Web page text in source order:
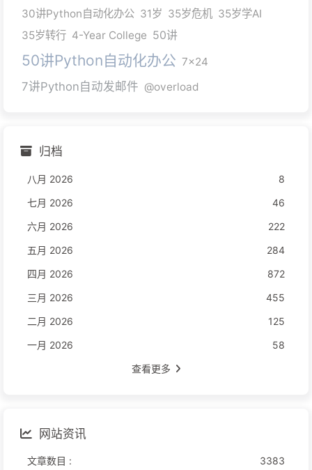
30讲Python自动化办公 31岁 35岁危机 35岁学AI
35岁转行 4-Year College 50讲
50讲Python自动化办公 7x24
7讲Python自动发邮件 @overload
归档
八月 2026
8
七月 2026
46
六月 2026
222
五月 2026
284
四月 2026
872
三月 2026
455
二月 2026
125
一月 2026
58
查看更多
网站资讯
文章数目 : 3383